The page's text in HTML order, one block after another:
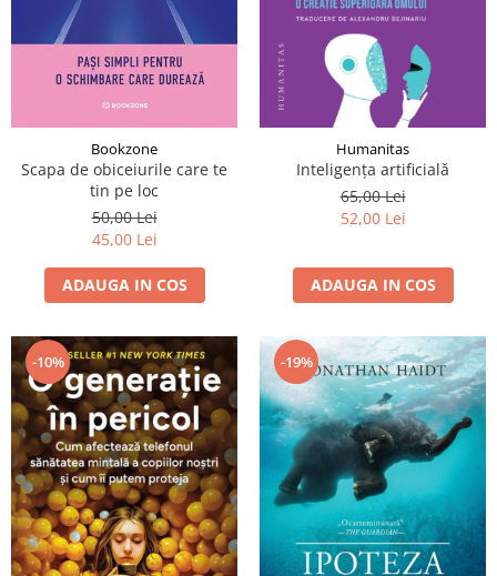
Bookzone
Scapa de obiceiurile care te
tin pe loc
50,00 Lei
45,00 Lei
ADAUGA IN COS
Humanitas
Inteligența artificială
65,00 Lei
52,00 Lei
ADAUGA IN COS
-10% -19%